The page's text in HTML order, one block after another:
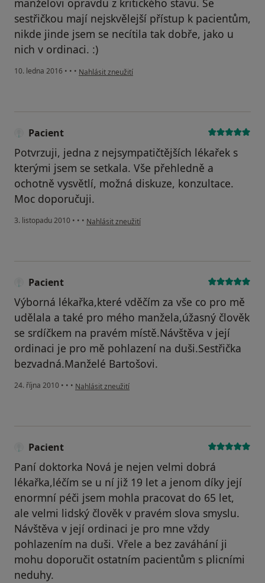
manželovi opravdu z kritického stavu. Se
sestřičkou mají nejskvělejší přístup k pacientům,
nikde jinde jsem se necítila tak dobře, jako u
nich v ordinaci. :)
10. ledna 2016 • • • podle názoru uživatele Váš účet byl odstraněn
Nahlásit zneužití
Pacient
Potvrzuji, jedna z nejsympatičtějších lékařek s
kterými jsem se setkala. Vše přehledně a
ochotně vysvětlí, možná diskuze, konzultace.
Moc doporučuji.
3. listopadu 2010 • • • podle názoru uživatele Pacient
Nahlásit zneužití
Pacient
Výborná lékařka,které vděčím za vše co pro mě
udělala a také pro mého manžela,úžasný člověk
se srdíčkem na pravém místě.Návštěva v její
ordinaci je pro mě pohlazení na duši.Sestřička
bezvadná.Manželé Bartošovi.
24. října 2010 • • • podle názoru uživatele Pacient
Nahlásit zneužití
Pacient
Paní doktorka Nová je nejen velmi dobrá
lékařka,léčím se u ní již 19 let a jenom díky její
enormní péči jsem mohla pracovat do 65 let,
ale velmi lidský člověk v pravém slova smyslu.
Návštěva v její ordinaci je pro mne vždy
pohlazením na duši. Vřele a bez zaváhání ji
mohu doporučit ostatním pacientům s plicními
neduhy.